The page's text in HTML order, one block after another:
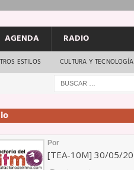
AGENDA RADIO
ESTILOS CULTURA Y TECNOLOGÍA